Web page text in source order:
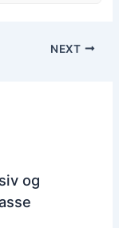
NEXT
og